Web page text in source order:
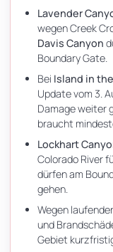
Lavender
wegen Creek
Davis Canyon
Boundary Gate.
Bei Island in
Update vom 3.
Damage weiter
braucht
Lockhart
Colorado River
dürfen am
gehen.
Wegen
und
Gebiet